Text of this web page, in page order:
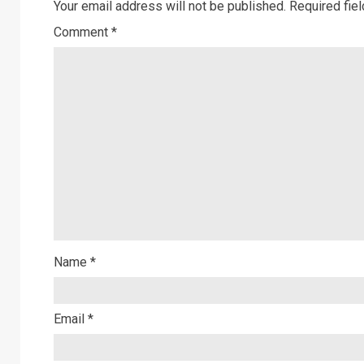
Your email address will not be published. Required
Comment *
Name *
Email *